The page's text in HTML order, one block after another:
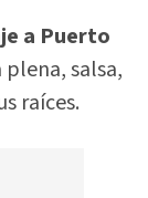
a Puerto
salsa,
raíces.